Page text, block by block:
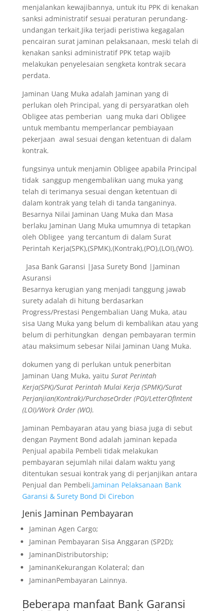
menjalankan kewajibannya, untuk itu PPK di kenakan
sanksi administratif sesuai peraturan perundang-
undangan terkait.Jika terjadi peristiwa kegagalan
pencairan surat jaminan pelaksanaan, meski telah di
kenakan sanksi administratif PPK tetap wajib
melakukan penyelesaian sengketa kontrak secara
perdata.
Jaminan Uang Muka adalah Jaminan yang di
perlukan oleh Principal, yang di persyaratkan oleh
Obligee atas pemberian uang muka dari Obligee
untuk membantu memperlancar pembiayaan
pekerjaan awal sesuai dengan ketentuan di dalam
kontrak.
fungsinya untuk menjamin Obligee apabila Principal
tidak sanggup mengembalikan uang muka yang
telah di terimanya sesuai dengan ketentuan di
dalam kontrak yang telah di tanda tanganinya.
Besarnya Nilai Jaminan Uang Muka dan Masa
berlaku Jaminan Uang Muka umumnya di tetapkan
oleh Obligee yang tercantum di dalam Surat
Perintah Kerja(SPK),(SPMK),(Kontrak),(PO),(LOI),(WO).
Jasa Bank Garansi |Jasa Surety Bond |Jaminan
Asuransi
Besarnya kerugian yang menjadi tanggung jawab
surety adalah di hitung berdasarkan
Progress/Prestasi Pengembalian Uang Muka, atau
sisa Uang Muka yang belum di kembalikan atau yang
belum di perhitungkan dengan pembayaran termin
atau maksimum sebesar Nilai Jaminan Uang Muka.
dokumen yang di perlukan untuk penerbitan
Jaminan Uang Muka, yaitu Surat Perintah
Kerja(SPK)/Surat Perintah Mulai Kerja (SPMK)/Surat
Perjanjian(Kontrak)/PurchaseOrder (PO)/LetterOfIntent
(LOI)/Work Order (WO).
Jaminan Pembayaran atau yang biasa juga di sebut
dengan Payment Bond adalah jaminan kepada
Penjual apabila Pembeli tidak melakukan
pembayaran sejumlah nilai dalam waktu yang
ditentukan sesuai kontrak yang di perjanjikan antara
Penjual dan Pembeli.Jaminan Pelaksanaan Bank
Garansi & Surety Bond Di Cirebon
Jenis Jaminan Pembayaran
Jaminan Agen Cargo;
Jaminan Pembayaran Sisa Anggaran (SP2D);
JaminanDistributorship;
JaminanKekurangan Kolateral; dan
JaminanPembayaran Lainnya.
Beberapa manfaat Bank Garansi